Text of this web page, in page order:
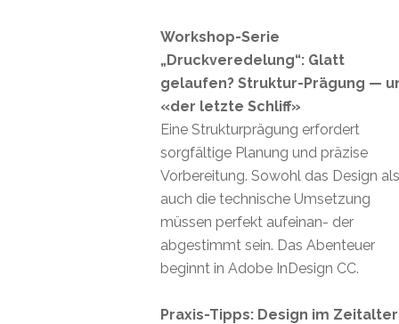
Workshop-Serie
„Druckveredelung“: Glatt
gelaufen? Struktur-Prägung —
«der letzte Schliff»
Eine Strukturprägung erfordert
sorgfältige Planung und präzise
Vorbereitung. Sowohl das Design als
auch die technische Umsetzung
müssen perfekt aufeinan- der
abgestimmt sein. Das Abenteuer
beginnt in Adobe InDesign CC.
Praxis-Tipps: Design im Zeitalter